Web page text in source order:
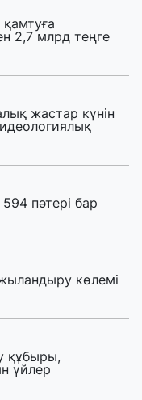
2,7 млрд теңге
жастар күнін
идеологиялық
пәтері бар
көлемі
құбыры,
үйлер